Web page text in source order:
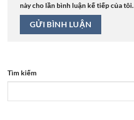
này cho lần bình luận kế tiếp của tôi.
Tìm kiếm